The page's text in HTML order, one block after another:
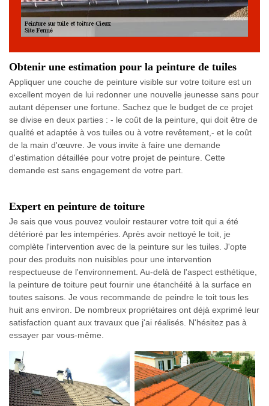
Obtenir une estimation pour la peinture de tuiles
Appliquer une couche de peinture visible sur votre toiture est un
excellent moyen de lui redonner une nouvelle jeunesse sans pour
autant dépenser une fortune. Sachez que le budget de ce projet
se divise en deux parties : - le coût de la peinture, qui doit être de
qualité et adaptée à vos tuiles ou à votre revêtement,- et le coût
de la main d'œuvre. Je vous invite à faire une demande
d'estimation détaillée pour votre projet de peinture. Cette
demande est sans engagement de votre part.
Expert en peinture de toiture
Je sais que vous pouvez vouloir restaurer votre toit qui a été
détérioré par les intempéries. Après avoir nettoyé le toit, je
complète l'intervention avec de la peinture sur les tuiles. J'opte
pour des produits non nuisibles pour une intervention
respectueuse de l'environnement. Au-delà de l'aspect esthétique,
la peinture de toiture peut fournir une étanchéité à la surface en
toutes saisons. Je vous recommande de peindre le toit tous les
huit ans environ. De nombreux propriétaires ont déjà exprimé leur
satisfaction quant aux travaux que j'ai réalisés. N'hésitez pas à
essayer par vous-même.